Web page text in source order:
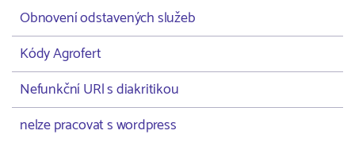
Obnovení odstavených služeb
Kódy Agrofert
Nefunkční URl s diakritikou
nelze pracovat s wordpress